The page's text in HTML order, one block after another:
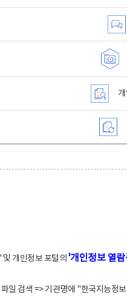
개인정보 포털의 '개인정보 열
검색 => 기관명에 "한국지능정